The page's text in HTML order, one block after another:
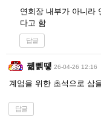
연회장 내부가 아니라
다고 함
답글
꿻뻵뗗 26-04-26 12:16
계엄을 위한 초석으로 삼
답글